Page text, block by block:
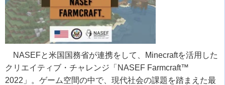
NASEFと米国国務省が連携をして、 Minecraftを活用した
クリエイティブ・チャレンジ「 NASEF Farmcraft™
2022 」。ゲーム空間の中で、現代社会の課題を踏まえた最